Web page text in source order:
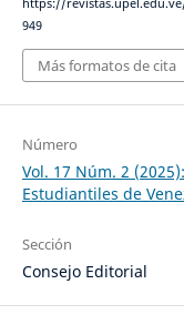
https://
949
Más formatos de cita
Número
Vol. 17 Núm. 2
Estudiantiles de
Sección
Consejo Editorial